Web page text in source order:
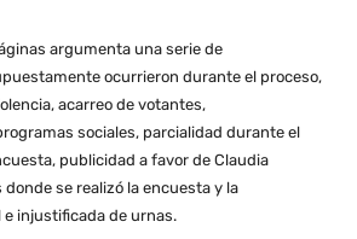
argumenta una serie de
ocurrieron durante el proceso,
acarreo de votantes,
sociales, parcialidad durante el
publicidad a favor de Claudia
se realizó la encuesta y la
injustificada de urnas.